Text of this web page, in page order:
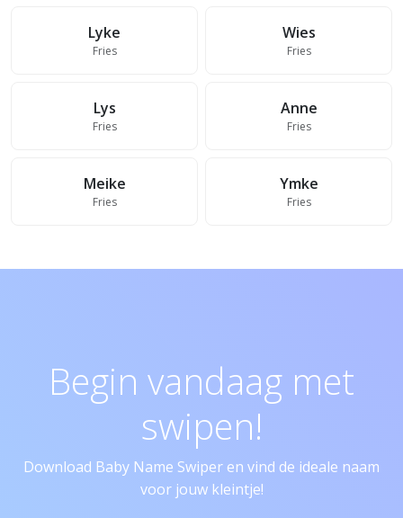
Lyke
Fries
Wies
Fries
Lys
Fries
Anne
Fries
Meike
Fries
Ymke
Fries
Begin vandaag met
swipen!
Download Baby Name Swiper en vind de ideale naam
voor jouw kleintje!